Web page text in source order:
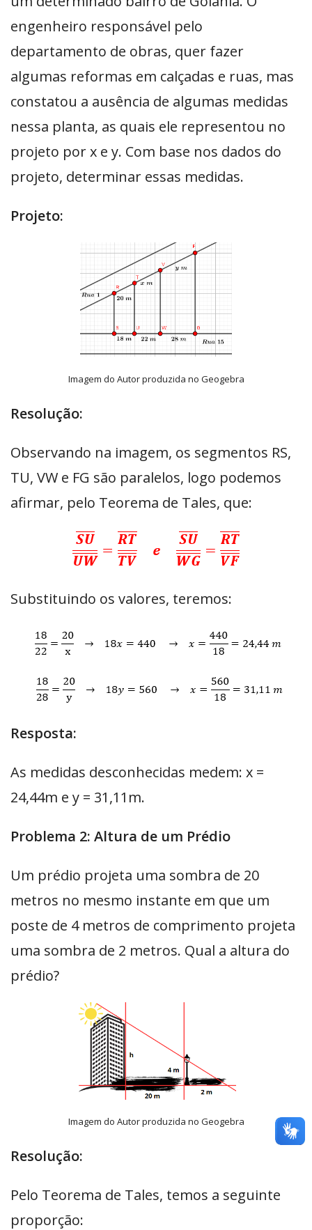
engenheiro responsável pelo
departamento de obras, quer fazer
algumas reformas em calçadas e ruas, mas
constatou a ausência de algumas medidas
nessa planta, as quais ele representou no
projeto por x e y. Com base nos dados do
projeto, determinar essas medidas.
Projeto:
Imagem do Autor produzida no Geogebra
Resolução:
Observando na imagem, os segmentos RS,
TU, VW e FG são paralelos, logo podemos
afirmar, pelo Teorema de Tales, que:
Substituindo os valores, teremos:
Resposta:
As medidas desconhecidas medem: x =
24,44m e y = 31,11m.
Problema 2: Altura de um Prédio
Um prédio projeta uma sombra de 20
metros no mesmo instante em que um
poste de 4 metros de comprimento projeta
uma sombra de 2 metros. Qual a altura do
prédio?
Imagem do Autor produzida no Geogebra
Resolução:
Pelo Teorema de Tales, temos a seguinte
proporção: